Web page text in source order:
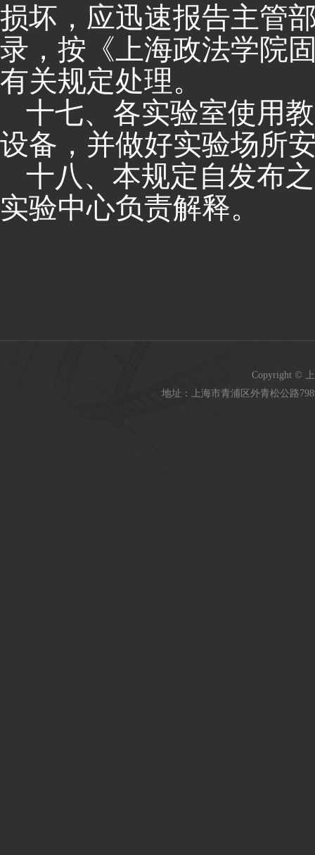
损坏，应迅速报告主管
录，按《上海政法学院
有关规定处理。
十七、各实验室使用
设备，并做好实验场所
十八、本规定自发布
实验中心负责解释。
Copyright ©
地址：上海市青浦区外青松公路